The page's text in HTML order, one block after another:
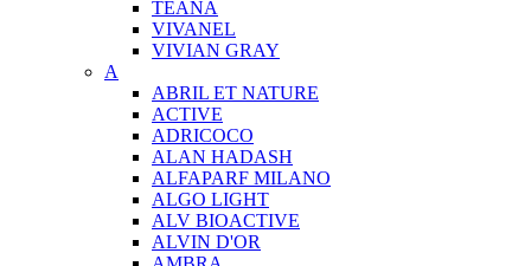
TEANA
VIVANEL
VIVIAN GRAY
A
ABRIL ET NATURE
ACTIVE
ADRICOCO
ALAN HADASH
ALFAPARF MILANO
ALGO LIGHT
ALV BIOACTIVE
ALVIN D'OR